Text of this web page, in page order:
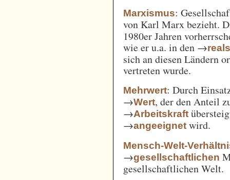
Marxismus:
von Karl Marx bezieht.
1980er Jahren
wie er u.a. in den →
sich an diesen Ländern
vertreten wurde.
Mehrwert: Durch
→Wert, der den Anteil
→Arbeitskraft
→angeeignet wird.
Mensch-Welt-
→gesellschaftlichen
gesellschaftlichen Welt.